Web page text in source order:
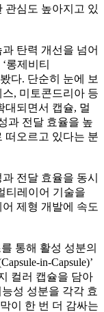
관심도 높아지고 있
탄력 개선을 넘어
롱제비티
다. 단순히 눈에 보
, 미토콘드리아 등
대되면서 캡슐, 멀
과 전달 효율을 높
떠오르고 있다는 분
전달 효율을 동시
티레이어 기술을
제형 개발에 속도
통해 활성 성분의
in-Capsule)’
컬러 캡슐을 담아
성 성분을 각각 효
이 한 번 더 감싸는